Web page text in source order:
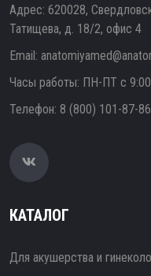
Адрес: 620028,
Татищева, д. 18/2, офис 4
Email:
Часы работы: ПН-ПТ с
Телефон: 8 (800) 101-87-86
КАТАЛОГ
Для акушерства и